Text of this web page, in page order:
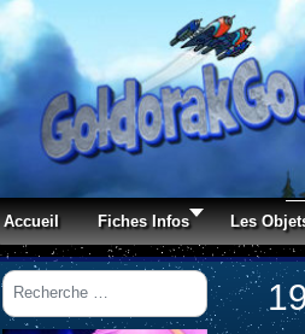
Accueil Fiches Infos Les
Rechercher